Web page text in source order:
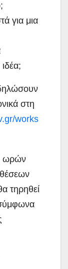
για μια
στη
works
ωρών
τηρηθεί